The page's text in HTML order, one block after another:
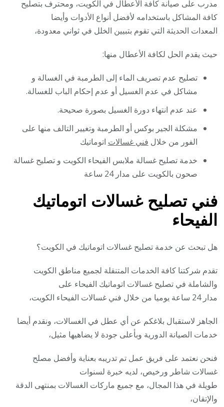
مدرب على صيانة كافة الأعطال في الكويت، ومحترف بتصليح
كافة المشاكل باستخدامه لأفضل أنواع الأدوات وأيضا
المعدات الحديثة التي تقوم بتبيين الخلل في ثواني معدودة،
حيث يقدم الحل لكافة الأعطال منها:
تصليح عدم تصريف الماء إلى الطرمبة في الغسالة و
مشاكل في عدم الغسيل أو عدم إحكام الباب للغسالة.
عند عدم انتهاء دورة الغسيل بصورة صحيحة.
مشكلة الجير بوكس أو الطرمبة وتغيير التالف منها على
الفور من خلال فني غسالات اتوماتيك
خدمة تصليح غسالة ملابس الفيحاء الكويت و تصليح غسالة
صحون بالكويت على مدار 24 ساعة
فني تصليح غسالات اتوماتيك
الفيحاء
هل تبحث عن خدمة تصليح غسالات اتوماتيك في الكويت؟
تقدم شركتنا كافة الخدمات المتنقلة لجميع مناطق الكويت
والشاملة في تصليح غسالات اتوماتيك الفيحاء على
مدار 24 ساعة يوميا من خلال فني غسالات الفيحاء الكويت،
الجاهز لاستقبال بلاغكم عن أي عطل في الغسالات، ونقدم أيضا
خدمات الصيانة الدورية وبأعلى جودة لا يضاهيها مثيل،
فنحن نعتمد على فريق عمل تم تدريبه بعناية وأفضل مصلح
غسالات شاطر ورخيص، لديه خبرة لسنوات
طويلة في هذا المجال، مع جميع ماركات الغسالات بمنتهى الدقة
والإتقان،